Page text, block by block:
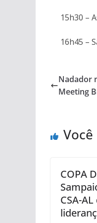
15h30 –
16h45 –
Nadador
Meeting
COPA
CSA-